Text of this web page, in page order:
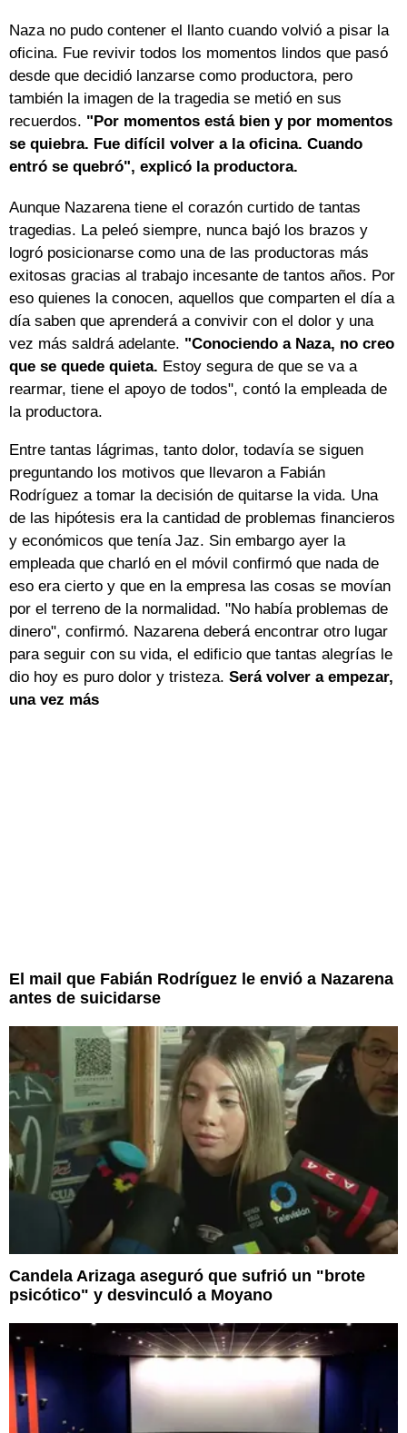
Naza no pudo contener el llanto cuando volvió a pisar la
oficina. Fue revivir todos los momentos lindos que pasó
desde que decidió lanzarse como productora, pero
también la imagen de la tragedia se metió en sus
recuerdos. "Por momentos está bien y por momentos
se quiebra. Fue difícil volver a la oficina. Cuando
entró se quebró", explicó la productora.
Aunque Nazarena tiene el corazón curtido de tantas
tragedias. La peleó siempre, nunca bajó los brazos y
logró posicionarse como una de las productoras más
exitosas gracias al trabajo incesante de tantos años. Por
eso quienes la conocen, aquellos que comparten el día a
día saben que aprenderá a convivir con el dolor y una
vez más saldrá adelante. "Conociendo a Naza, no creo
que se quede quieta. Estoy segura de que se va a
rearmar, tiene el apoyo de todos", contó la empleada de
la productora.
Entre tantas lágrimas, tanto dolor, todavía se siguen
preguntando los motivos que llevaron a Fabián
Rodríguez a tomar la decisión de quitarse la vida. Una
de las hipótesis era la cantidad de problemas financieros
y económicos que tenía Jaz. Sin embargo ayer la
empleada que charló en el móvil confirmó que nada de
eso era cierto y que en la empresa las cosas se movían
por el terreno de la normalidad. "No había problemas de
dinero", confirmó. Nazarena deberá encontrar otro lugar
para seguir con su vida, el edificio que tantas alegrías le
dio hoy es puro dolor y tristeza. Será volver a empezar,
una vez más
El mail que Fabián Rodríguez le envió a Nazarena
antes de suicidarse
Candela Arizaga aseguró que sufrió un "brote
psicótico" y desvinculó a Moyano